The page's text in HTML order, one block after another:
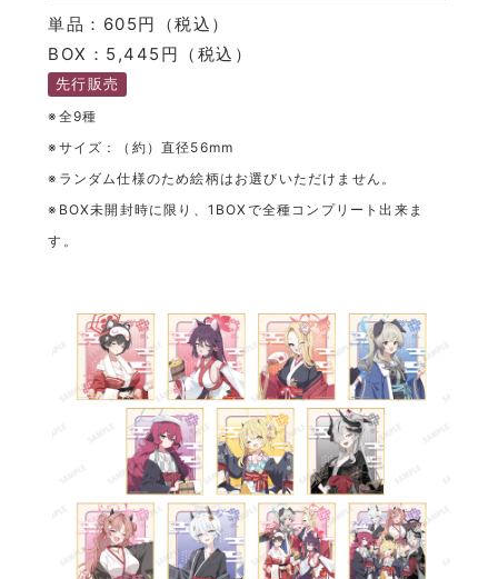
単品：605円（税込）
BOX：5,445円（税込）
先行販売
※全9種
※サイズ：（約）直径56mm
※ランダム仕様のため絵柄はお選びいただけません。
※BOX未開封時に限り、1BOXで全種コンプリート出来ま
す。